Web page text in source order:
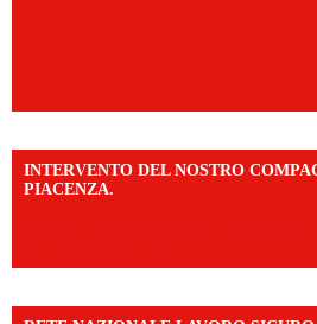
INTERVENTO DEL NOSTRO
PIACENZA.